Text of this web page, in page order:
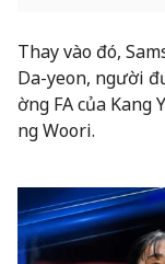
Thay vào đó,
Da-yeon, người
ờng FA của Kang
ng Woori.